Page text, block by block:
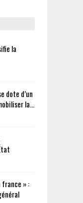
la
dote d’un
la…
france » :